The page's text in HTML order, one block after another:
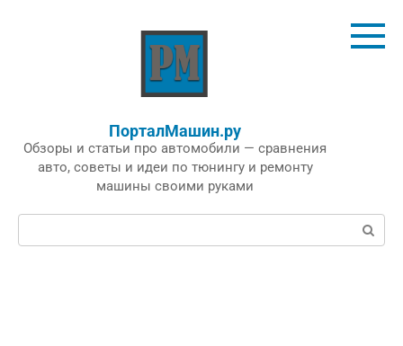
ПорталМашин.ру
Обзоры и статьи про автомобили — сравнения
авто, советы и идеи по тюнингу и ремонту
машины своими руками
Поиск: